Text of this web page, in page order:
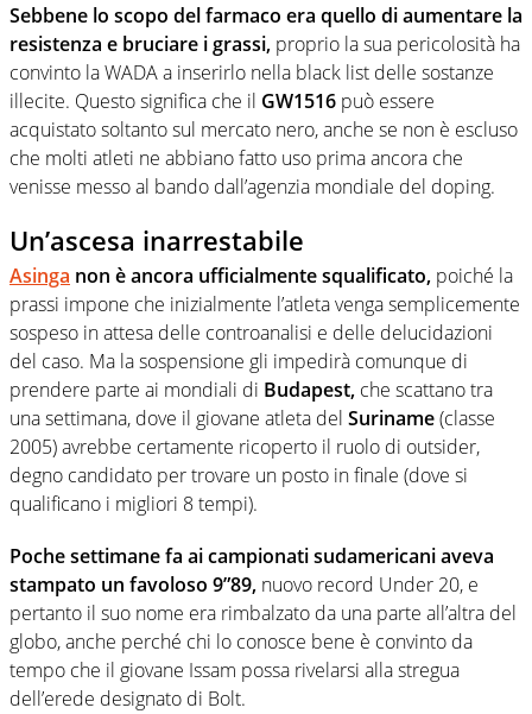
Sebbene lo scopo del farmaco era quello di aumentare la
resistenza e bruciare i grassi, proprio la sua pericolosità ha
convinto la WADA a inserirlo nella black list delle sostanze
illecite. Questo significa che il GW1516 può essere
acquistato soltanto sul mercato nero, anche se non è escluso
che molti atleti ne abbiano fatto uso prima ancora che
venisse messo al bando dall’agenzia mondiale del doping.
Un’ascesa inarrestabile
Asinga non è ancora ufficialmente squalificato, poiché la
prassi impone che inizialmente l’atleta venga semplicemente
sospeso in attesa delle controanalisi e delle delucidazioni
del caso. Ma la sospensione gli impedirà comunque di
prendere parte ai mondiali di Budapest, che scattano tra
una settimana, dove il giovane atleta del Suriname(classe
2005) avrebbe certamente ricoperto il ruolo di outsider,
degno candidato per trovare un posto in finale (dove si
qualificano i migliori 8 tempi).
Poche settimane fa ai campionati sudamericani aveva
stampato un favoloso 9”89, nuovo record Under 20, e
pertanto il suo nome era rimbalzato da una parte all’altra del
globo, anche perché chi lo conosce bene è convinto da
tempo che il giovane Issam possa rivelarsi alla stregua
dell’erede designato di Bolt.